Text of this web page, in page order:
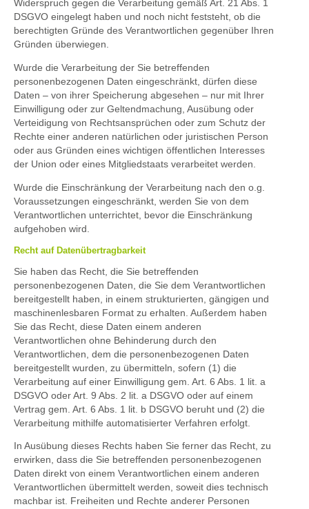
Widerspruch gegen die Verarbeitung gemäß Art. 21 Abs. 1
DSGVO eingelegt haben und noch nicht feststeht, ob die
berechtigten Gründe des Verantwortlichen gegenüber Ihren
Gründen überwiegen.
Wurde die Verarbeitung der Sie betreffenden
personenbezogenen Daten eingeschränkt, dürfen diese
Daten – von ihrer Speicherung abgesehen – nur mit Ihrer
Einwilligung oder zur Geltendmachung, Ausübung oder
Verteidigung von Rechtsansprüchen oder zum Schutz der
Rechte einer anderen natürlichen oder juristischen Person
oder aus Gründen eines wichtigen öffentlichen Interesses
der Union oder eines Mitgliedstaats verarbeitet werden.
Wurde die Einschränkung der Verarbeitung nach den o.g.
Voraussetzungen eingeschränkt, werden Sie von dem
Verantwortlichen unterrichtet, bevor die Einschränkung
aufgehoben wird.
Recht auf Datenübertragbarkeit
Sie haben das Recht, die Sie betreffenden
personenbezogenen Daten, die Sie dem Verantwortlichen
bereitgestellt haben, in einem strukturierten, gängigen und
maschinenlesbaren Format zu erhalten. Außerdem haben
Sie das Recht, diese Daten einem anderen
Verantwortlichen ohne Behinderung durch den
Verantwortlichen, dem die personenbezogenen Daten
bereitgestellt wurden, zu übermitteln, sofern (1) die
Verarbeitung auf einer Einwilligung gem. Art. 6 Abs. 1 lit. a
DSGVO oder Art. 9 Abs. 2 lit. a DSGVO oder auf einem
Vertrag gem. Art. 6 Abs. 1 lit. b DSGVO beruht und (2) die
Verarbeitung mithilfe automatisierter Verfahren erfolgt.
In Ausübung dieses Rechts haben Sie ferner das Recht, zu
erwirken, dass die Sie betreffenden personenbezogenen
Daten direkt von einem Verantwortlichen einem anderen
Verantwortlichen übermittelt werden, soweit dies technisch
machbar ist. Freiheiten und Rechte anderer Personen